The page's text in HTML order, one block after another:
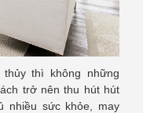
thì không những
trở nên thu hút hút
nhiều sức khỏe, may